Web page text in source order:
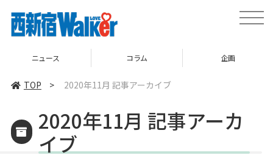
toggle
ニュース コラム 企画
TOP > 2020年11月 記事アーカイブ
2020年11月 記事アーカ
イブ